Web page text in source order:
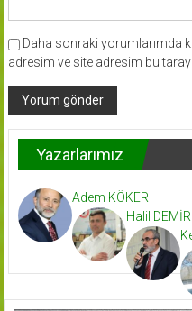
Daha sonraki yorumlarımda
adresim ve site adresim bu
Yazarlarımız
Adem KÖKER
Halil DEMİR